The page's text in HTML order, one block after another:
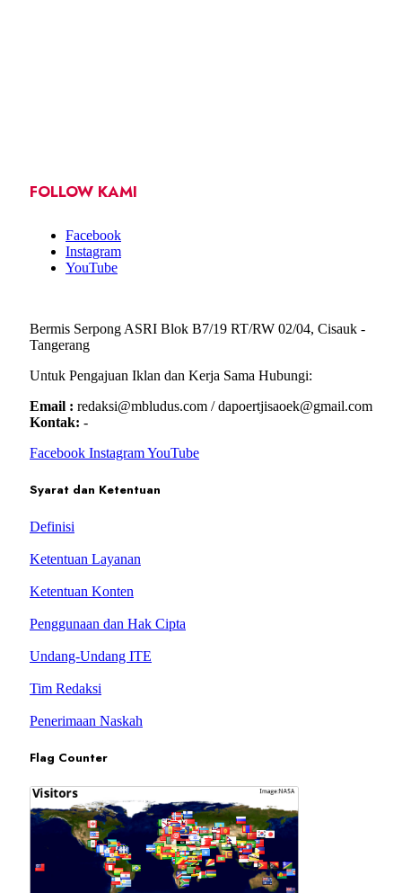
FOLLOW KAMI
Facebook
Instagram
YouTube
Bermis Serpong ASRI Blok B7/19 RT/RW 02/04, Cisauk -
Tangerang
Untuk Pengajuan Iklan dan Kerja Sama Hubungi:
Email : redaksi@mbludus.com / dapoertjisaoek@gmail.com
Kontak: -
Facebook InstagramYouTube
Syarat dan Ketentuan
Definisi
Ketentuan Layanan
Ketentuan Konten
Penggunaan dan Hak Cipta
Undang-Undang ITE
Tim Redaksi
Penerimaan Naskah
Flag Counter